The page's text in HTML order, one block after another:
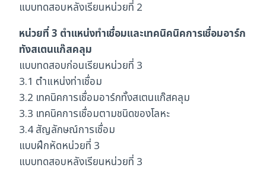
แบบทดสอบหลังเรียนหน่วยที่ 2
หน่วยที่ 3 ตำแหน่งทำเชื่อมและเทคนิคนิคการเชื่อมอาร์ก
ทังสเตนแก๊สคลุม
แบบทดสอบก่อนเรียนหน่วยที่ 3
3.1 ตำแหน่งท่าเชื่อม
3.2 เทคนิคการเชื่อมอาร์กทั้งสเตนแก๊สคลุม
3.3 เทคนิคการเชื่อมตามชนิดของโลหะ
3.4 สัญลักษณ์การเชื่อม
แบบฝึกหัดหน่วยที่ 3
แบบทดสอบหลังเรียนหน่วยที่ 3